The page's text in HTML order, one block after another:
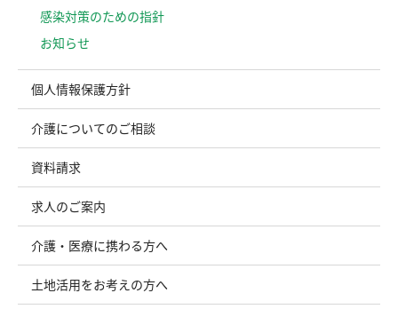
感染対策のための指針
お知らせ
個人情報保護方針
介護についてのご相談
資料請求
求人のご案内
介護・医療に携わる方へ
土地活用をお考えの方へ